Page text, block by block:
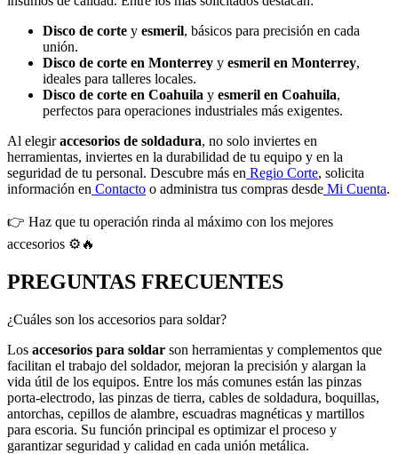
Disco de corte y esmeril, básicos para precisión en cada
unión.
Disco de corte en Monterrey y esmeril en Monterrey,
ideales para talleres locales.
Disco de corte en Coahuila y esmeril en Coahuila,
perfectos para operaciones industriales más exigentes.
Al elegiraccesorios de soldadura, no solo inviertes en
herramientas, inviertes en la durabilidad de tu equipo y en la
seguridad de tu personal. Descubre más en Regio Corte, solicita
información en Contacto o administra tus compras desde Mi Cuenta.
👉 Haz que tu operación rinda al máximo con los mejores
accesorios ⚙️🔥
PREGUNTAS FRECUENTES
¿Cuáles son los accesorios para soldar?
Los accesorios para soldar son herramientas y complementos que
facilitan el trabajo del soldador, mejoran la precisión y alargan la
vida útil de los equipos. Entre los más comunes están las pinzas
porta-electrodo, las pinzas de tierra, cables de soldadura, boquillas,
antorchas, cepillos de alambre, escuadras magnéticas y martillos
para escoria. Su función principal es optimizar el proceso y
garantizar seguridad y calidad en cada unión metálica.